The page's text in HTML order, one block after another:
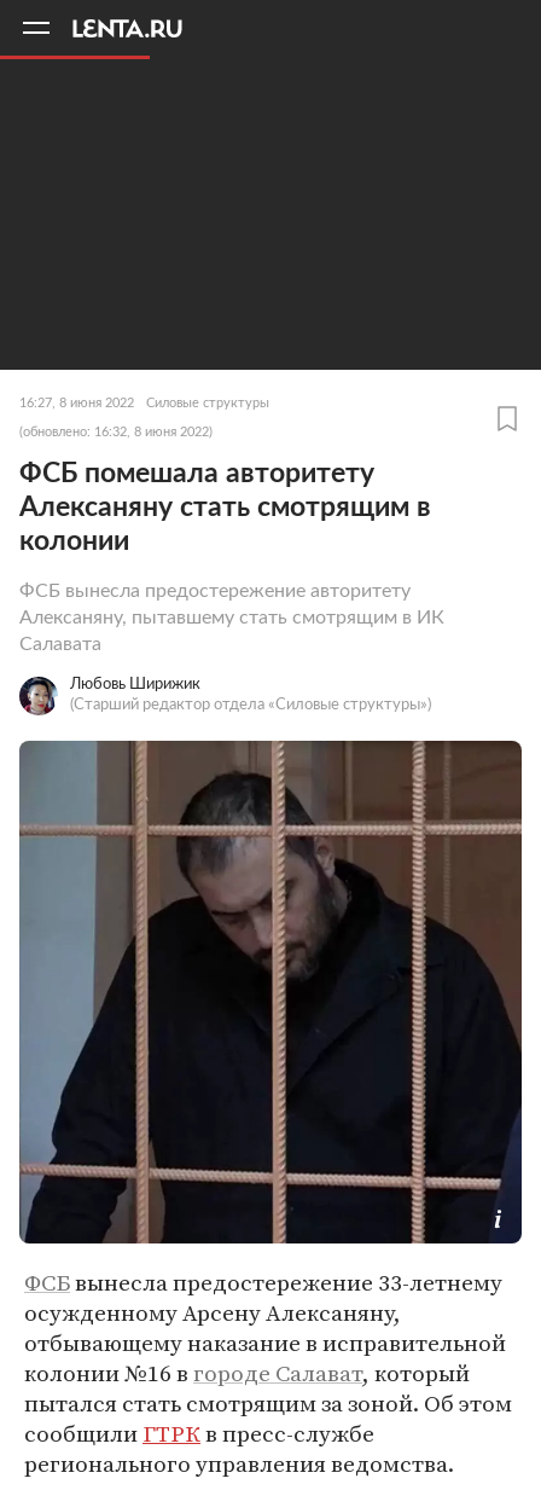
16:27, 8 июня 2022 Силовые структуры
(обновлено: 16:32, 8 июня 2022)
ФСБ помешала авторитету
Алексаняну стать смотрящим в
колонии
ФСБ вынесла предостережение авторитету
Алексаняну, пытавшему стать смотрящим в ИК
Салавата
Любовь Ширижик
(Старший редактор отдела «Силовые структуры»)
ФСБвынесла предостережение 33-летнему
осужденному Арсену Алексаняну,
отбывающему наказание в исправительной
колонии №16 вгороде Салават, который
пытался стать смотрящим за зоной. Об этом
сообщилиГТРКв пресс-службе
регионального управления ведомства.